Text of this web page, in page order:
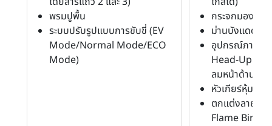
พรมปูพื้น
ระบบปรับรูปแบบการขับขี่ (EV
Mode/Normal Mode/ECO
Mode)
กระจกมองหลั
ม่านบังแดด (ป
อุปกรณ์ภายใน
Head-Up
ลมหน้าด้านผู้ขั
หัวเกียร์หุ้มหนั
ตกแต่งลายไม้
Flame Birch)